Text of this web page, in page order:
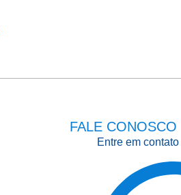
FALE CONOSCO
Entre em contato